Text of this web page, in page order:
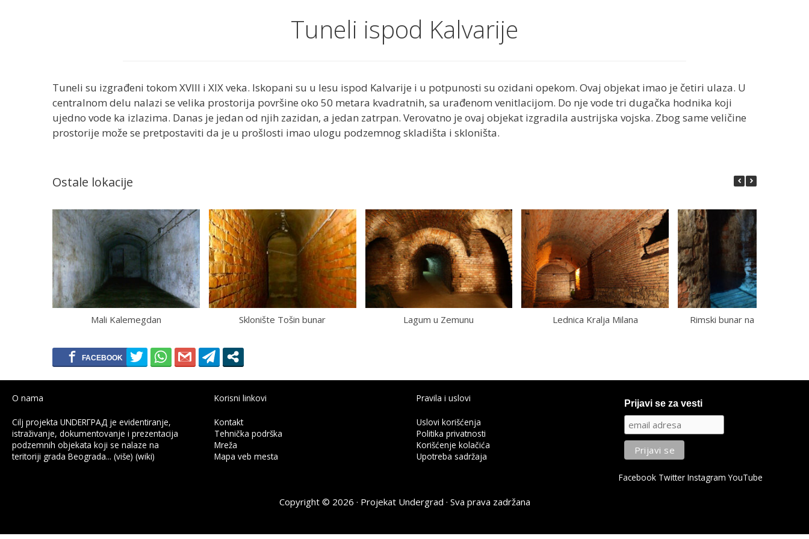
Tuneli ispod Kalvarije
Tuneli su izgrađeni tokom XVIII i XIX veka. Iskopani su u lesu ispod Kalvarije i u potpunosti su ozidani opekom. Ovaj objekat imao je četiri ulaza. U
centralnom delu nalazi se velika prostorija površine oko 50 metara kvadratnih, sa urađenom venitlacijom. Do nje vode tri dugačka hodnika koji
ujedno vode ka izlazima. Danas je jedan od njih zazidan, a jedan zatrpan. Verovatno je ovaj objekat izgradila austrijska vojska. Zbog same veličine
prostorije može se pretpostaviti da je u prošlosti imao ulogu podzemnog skladišta i skloništa.
Ostale lokacije
Mali Kalemegdan Sklonište Tošin bunar Lagum u Zemunu Lednica Kralja Milana Rimski bunar na
O nama
Cilj projektа UNDERГРАД je evidentirаnje,
istrаživаnje, dokumentovаnje i prezentаcijа
podzemnih objekаtа koji se nаlаze nа
teritoriji grаdа Beogrаdа...(više) (wiki)
Korisni linkovi
Kontakt
Tehnička podrška
Mreža
Mapa veb mesta
Pravila i uslovi
Uslovi korišćenja
Politika privatnosti
Korišćenje kolačića
Upotreba sadržaja
Prijavi se za vesti
Facebook Twitter Instagram YouTube
Copyright © 2026 · Projekat Undergrad · Sva prava zadržana